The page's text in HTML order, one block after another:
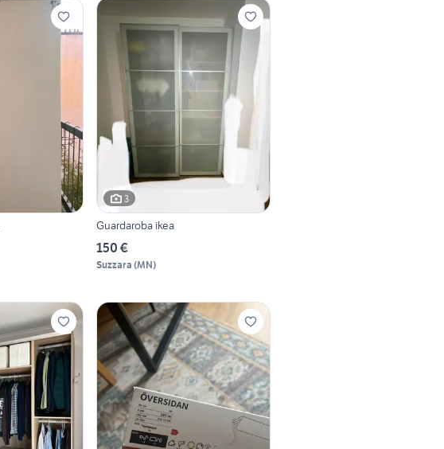
3
Guardaroba ikea
150 €
Suzzara (MN)